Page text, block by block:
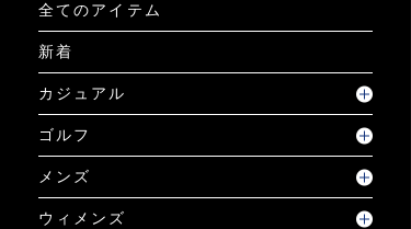
全てのアイテム
新着
カジュアル
ゴルフ
メンズ
ウィメンズ